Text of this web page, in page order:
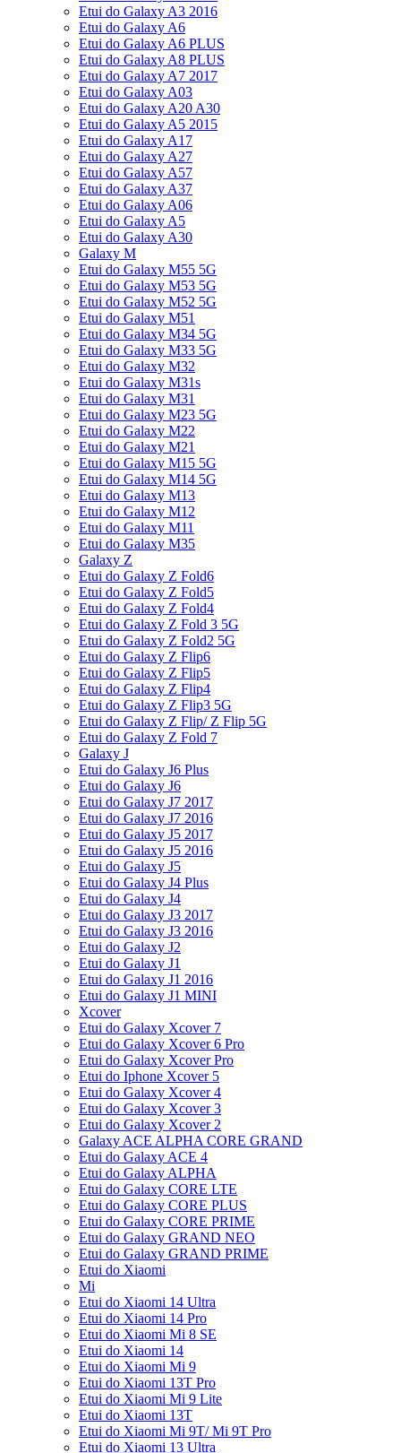
Etui do Galaxy A3 2016
Etui do Galaxy A6
Etui do Galaxy A6 PLUS
Etui do Galaxy A8 PLUS
Etui do Galaxy A7 2017
Etui do Galaxy A03
Etui do Galaxy A20 A30
Etui do Galaxy A5 2015
Etui do Galaxy A17
Etui do Galaxy A27
Etui do Galaxy A57
Etui do Galaxy A37
Etui do Galaxy A06
Etui do Galaxy A5
Etui do Galaxy A30
Galaxy M
Etui do Galaxy M55 5G
Etui do Galaxy M53 5G
Etui do Galaxy M52 5G
Etui do Galaxy M51
Etui do Galaxy M34 5G
Etui do Galaxy M33 5G
Etui do Galaxy M32
Etui do Galaxy M31s
Etui do Galaxy M31
Etui do Galaxy M23 5G
Etui do Galaxy M22
Etui do Galaxy M21
Etui do Galaxy M15 5G
Etui do Galaxy M14 5G
Etui do Galaxy M13
Etui do Galaxy M12
Etui do Galaxy M11
Etui do Galaxy M35
Galaxy Z
Etui do Galaxy Z Fold6
Etui do Galaxy Z Fold5
Etui do Galaxy Z Fold4
Etui do Galaxy Z Fold 3 5G
Etui do Galaxy Z Fold2 5G
Etui do Galaxy Z Flip6
Etui do Galaxy Z Flip5
Etui do Galaxy Z Flip4
Etui do Galaxy Z Flip3 5G
Etui do Galaxy Z Flip/ Z Flip 5G
Etui do Galaxy Z Fold 7
Galaxy J
Etui do Galaxy J6 Plus
Etui do Galaxy J6
Etui do Galaxy J7 2017
Etui do Galaxy J7 2016
Etui do Galaxy J5 2017
Etui do Galaxy J5 2016
Etui do Galaxy J5
Etui do Galaxy J4 Plus
Etui do Galaxy J4
Etui do Galaxy J3 2017
Etui do Galaxy J3 2016
Etui do Galaxy J2
Etui do Galaxy J1
Etui do Galaxy J1 2016
Etui do Galaxy J1 MINI
Xcover
Etui do Galaxy Xcover 7
Etui do Galaxy Xcover 6 Pro
Etui do Galaxy Xcover Pro
Etui do Iphone Xcover 5
Etui do Galaxy Xcover 4
Etui do Galaxy Xcover 3
Etui do Galaxy Xcover 2
Galaxy ACE ALPHA CORE GRAND
Etui do Galaxy ACE 4
Etui do Galaxy ALPHA
Etui do Galaxy CORE LTE
Etui do Galaxy CORE PLUS
Etui do Galaxy CORE PRIME
Etui do Galaxy GRAND NEO
Etui do Galaxy GRAND PRIME
Etui do Xiaomi
Mi
Etui do Xiaomi 14 Ultra
Etui do Xiaomi 14 Pro
Etui do Xiaomi Mi 8 SE
Etui do Xiaomi 14
Etui do Xiaomi Mi 9
Etui do Xiaomi 13T Pro
Etui do Xiaomi Mi 9 Lite
Etui do Xiaomi 13T
Etui do Xiaomi Mi 9T/ Mi 9T Pro
Etui do Xiaomi 13 Ultra